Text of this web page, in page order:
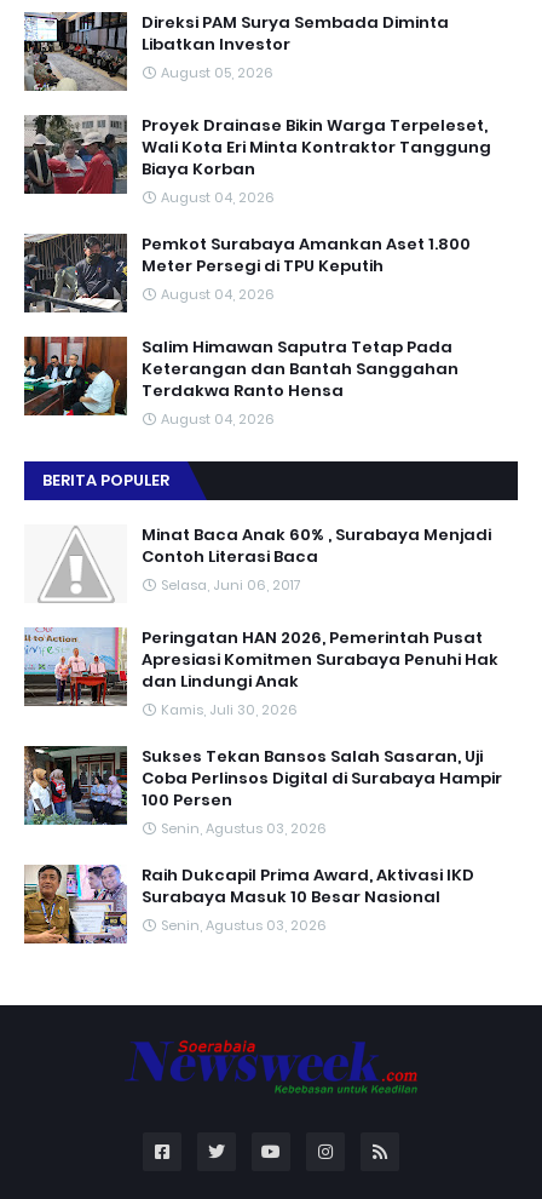
Direksi PAM Surya Sembada Diminta
Libatkan Investor
August 05, 2026
Proyek Drainase Bikin Warga Terpeleset,
Wali Kota Eri Minta Kontraktor Tanggung
Biaya Korban
August 04, 2026
Pemkot Surabaya Amankan Aset 1.800
Meter Persegi di TPU Keputih
August 04, 2026
Salim Himawan Saputra Tetap Pada
Keterangan dan Bantah Sanggahan
Terdakwa Ranto Hensa
August 04, 2026
BERITA POPULER
Minat Baca Anak 60% , Surabaya Menjadi
Contoh Literasi Baca
Selasa, Juni 06, 2017
Peringatan HAN 2026, Pemerintah Pusat
Apresiasi Komitmen Surabaya Penuhi Hak
dan Lindungi Anak
Kamis, Juli 30, 2026
Sukses Tekan Bansos Salah Sasaran, Uji
Coba Perlinsos Digital di Surabaya Hampir
100 Persen
Senin, Agustus 03, 2026
Raih Dukcapil Prima Award, Aktivasi IKD
Surabaya Masuk 10 Besar Nasional
Senin, Agustus 03, 2026